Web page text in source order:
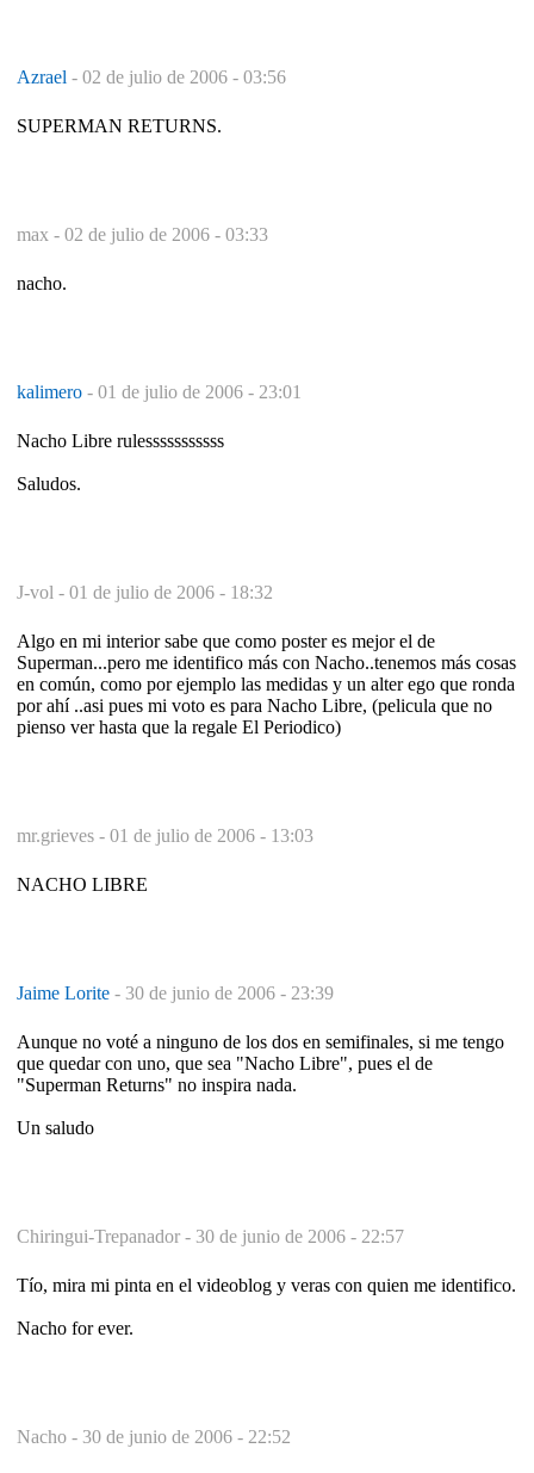
Azrael - 02 de julio de 2006 - 03:56
SUPERMAN RETURNS.
max - 02 de julio de 2006 - 03:33
nacho.
kalimero - 01 de julio de 2006 - 23:01
Nacho Libre rulesssssssssss
Saludos.
J-vol - 01 de julio de 2006 - 18:32
Algo en mi interior sabe que como poster es mejor el de
Superman...pero me identifico más con Nacho..tenemos más cosas
en común, como por ejemplo las medidas y un alter ego que ronda
por ahí ..asi pues mi voto es para Nacho Libre, (pelicula que no
pienso ver hasta que la regale El Periodico)
mr.grieves - 01 de julio de 2006 - 13:03
NACHO LIBRE
Jaime Lorite - 30 de junio de 2006 - 23:39
Aunque no voté a ninguno de los dos en semifinales, si me tengo
que quedar con uno, que sea "Nacho Libre", pues el de
"Superman Returns" no inspira nada.
Un saludo
Chiringui-Trepanador - 30 de junio de 2006 - 22:57
Tío, mira mi pinta en el videoblog y veras con quien me identifico.
Nacho for ever.
Nacho - 30 de junio de 2006 - 22:52